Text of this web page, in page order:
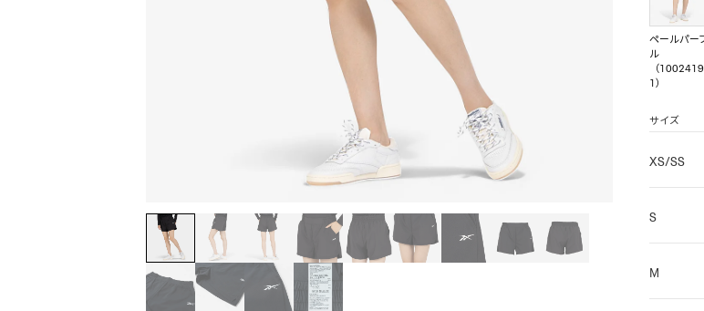
ペールパー
ル
（
1）
サイズ
XS/SS
S
M